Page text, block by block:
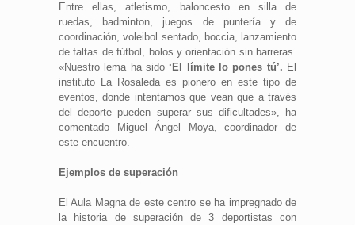
Entre ellas, atletismo, baloncesto en silla de
ruedas, badminton, juegos de puntería y de
coordinación, voleibol sentado, boccia, lanzamiento
de faltas de fútbol, bolos y orientación sin barreras.
«Nuestro lema ha sido ‘El límite lo pones tú’. El
instituto La Rosaleda es pionero en este tipo de
eventos, donde intentamos que vean que a través
del deporte pueden superar sus dificultades», ha
comentado Miguel Ángel Moya, coordinador de
este encuentro.
Ejemplos de superación
El Aula Magna de este centro se ha impregnado de
la historia de superación de 3 deportistas con